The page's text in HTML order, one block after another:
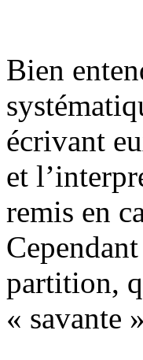
Bien
écrivant
et
remis en
partition,
« savante